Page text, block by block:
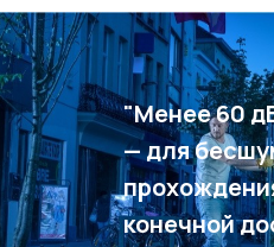
"Менее 60
— для
конечной